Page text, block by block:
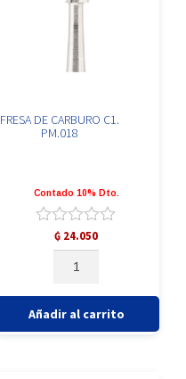
FRESA DE CARBURO C1.
PM.018
Contado 10% Dto.
Valorado
con
5
₲ 24.050
CARBURO
C1.
PM.018
Añadir al carrito